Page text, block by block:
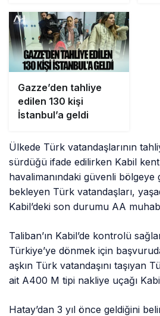
Vatandaşı Tutuklandı
Gazze’den tahliye
edilen 130 kişi
İstanbul’a geldi
Ülkede Türk vatandaşlarının
sürdüğü ifade edilirken Kabil
havalimanındaki güvenli
bekleyen Türk vatandaşları,
Kabil’deki son durumu AA
Taliban’ın Kabil’de kontrolü
Türkiye’ye dönmek için
aşkın Türk vatandaşını taşıyan
ait A400 M tipi nakliye uçağı
Hatay’dan 3 yıl önce geldiğini